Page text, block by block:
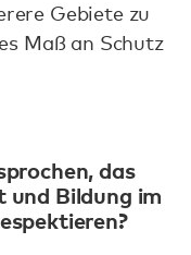
Gebiete zu
Maß an Schutz
das
und Bildung im